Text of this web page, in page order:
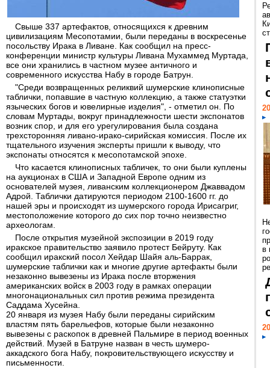
Свыше 337 артефактов, относящихся к древним
цивилизациям Месопотамии, были переданы в воскресенье
посольству Ирака в Ливане. Как сообщил на пресс-
конференции министр культуры Ливана Мухаммед Муртада,
все они хранились в частном музее античного и
современного искусства Набу в городе Батрун.
"Среди возвращенных реликвий шумерские клинописные
таблички, попавшие в частную коллекцию, а также статуэтки
языческих богов и ювелирные изделия", - отметил он. По
словам Муртады, вокруг принадлежности шести экспонатов
возник спор, и для его урегулирования была создана
трехсторонняя ливано-ирако-сирийская комиссия. После их
тщательного изучения эксперты пришли к выводу, что
экспонаты относятся к месопотамской эпохе.
Что касается клинописных табличек, то они были куплены
на аукционах в США и Западной Европе одним из
основателей музея, ливанским коллекционером Джаввадом
Адрой. Таблички датируются периодом 2100-1600 гг. до
нашей эры и происходят из шумерского города Ирисагриг,
местоположение которого до сих пор точно неизвестно
археологам.
После открытия музейной экспозиции в 2019 году
иракское правительство заявило протест Бейруту. Как
сообщил иракский посол Хейдар Шайя аль-Баррак,
шумерские таблички как и многие другие артефакты были
незаконно вывезены из Ирака после вторжения
американских войск в 2003 году в рамках операции
многонациональных сил против режима президента
Саддама Хусейна.
20 января из музея Набу были переданы сирийским
властям пять барельефов, которые были незаконно
вывезены с раскопок в древней Пальмире в период военных
действий. Музей в Батруне назван в честь шумеро-
аккадского бога Набу, покровительствующего искусству и
письменности.
в